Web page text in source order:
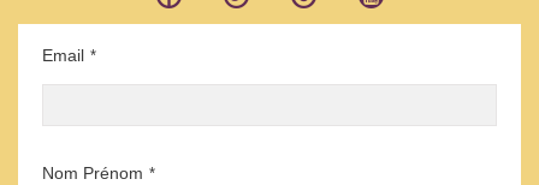
Email *
Nom Prénom *